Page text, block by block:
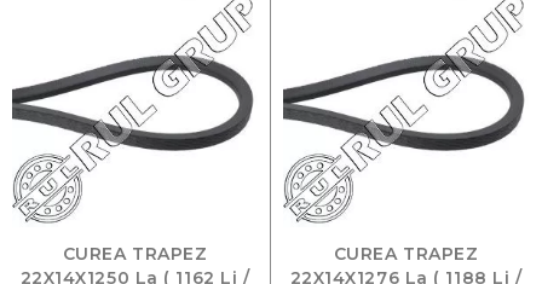
CUREA TRAPEZ
22X14X1250 La ( 1162 Li /
CUREA TRAPEZ
22X14X1276 La ( 1188 Li /